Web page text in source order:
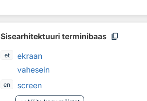
Sisearhitektuuri terminibaas content_copy
et
ekraan
vahesein
en
screen